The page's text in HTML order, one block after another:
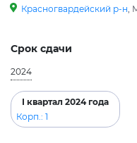
Красногвардейский р-н,
Срок сдачи
2024
I квартал 2024 года
Корп.: 1